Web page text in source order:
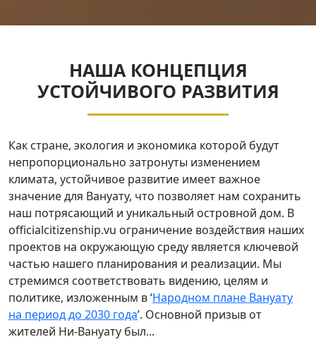
НАША КОНЦЕПЦИЯ
УСТОЙЧИВОГО РАЗВИТИЯ
Как стране, экология и экономика которой будут
непропорционально затронуты изменением
климата, устойчивое развитие имеет важное
значение для Вануату, что позволяет нам сохранить
наш потрясающий и уникальный островной дом. В
officialcitizenship.vu ограничение воздействия наших
проектов на окружающую среду является ключевой
частью нашего планирования и реализации. Мы
стремимся соответствовать видению, целям и
политике, изложенным в ‘Народном плане Вануату
на период до 2030 года’. Основной призыв от
жителей Ни-Вануату был...